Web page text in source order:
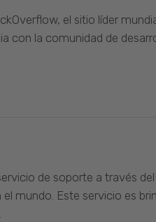
el sitio líder
con la comunidad de
de soporte a través
mundo. Este servicio es